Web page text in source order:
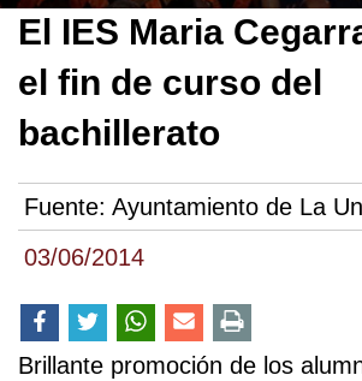
03/06/2014
El IES Maria
el fin de curso del
bachillerato
Fuente: Ayuntamiento de La
Brillante promoción de los